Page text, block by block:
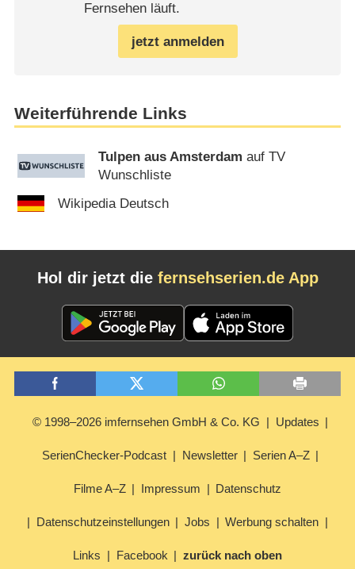
Fernsehen läuft.
jetzt anmelden
Weiterführende Links
Tulpen aus Amsterdam auf TV
Wunschliste
Wikipedia Deutsch
Hol dir jetzt die fernsehserien.de App
© 1998–2026 imfernsehen GmbH & Co. KG Updates
SerienChecker-Podcast Newsletter Serien A–Z
Filme A–Z Impressum Datenschutz
Datenschutzeinstellungen Jobs Werbung schalten
Links Facebook zurück nach oben